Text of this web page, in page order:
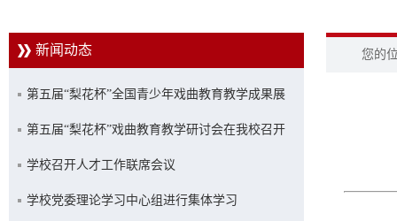
新闻动态
第五届“梨花杯”全国青少年戏曲教育教学成果展
示活动优秀成果展演在山艺举行
第五届“梨花杯”戏曲教育教学研讨会在我校召开
学校召开人才工作联席会议
学校党委理论学习中心组进行集体学习
您的